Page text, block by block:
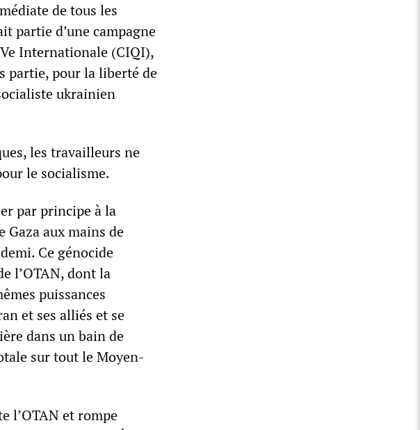
de tous les
partie d’une campagne
Internationale (CIQI),
partie, pour la liberté de
ukrainien
les travailleurs ne
le socialisme.
par principe à la
Gaza aux mains de
Ce génocide
l’OTAN, dont la
puissances
et ses alliés et se
dans un bain de
sur tout le Moyen-
l’OTAN et rompe